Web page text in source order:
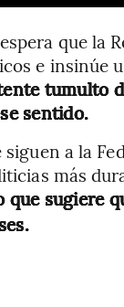
que la
e insinúe
tumulto
sentido.
a la
más
que sugiere